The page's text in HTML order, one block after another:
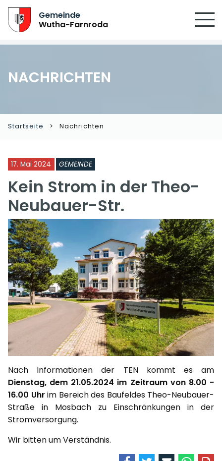
Gemeinde
Wutha-Farnroda
NACHRICHTEN
Startseite Nachrichten
17. Mai 2024 GEMEINDE
Kein Strom in der Theo-
Neubauer-Str.
Nach Informationen der TEN kommt es am
Dienstag, dem 21.05.2024 im Zeitraum von 8.00 -
16.00 Uhr im Bereich des Baufeldes Theo-Neubauer-
Straße in Mosbach zu Einschränkungen in der
Stromversorgung.
Wir bitten um Verständnis.